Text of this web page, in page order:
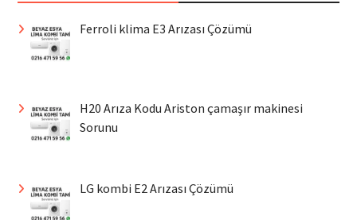
Ferroli klima E3 Arızası Çözümü
H20 Arıza Kodu Ariston çamaşır makinesi
Sorunu
LG kombi E2 Arızası Çözümü